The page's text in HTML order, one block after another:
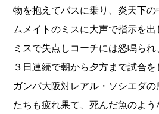
物を抱えてバスに乗り、炎天下
ムメイトのミスに大声で指示を
ミスで失点しコーチには怒鳴られ
３日連続で朝から夕方まで試合
ガンバ大阪対レアル・ソシエダ
たちも疲れ果て、死んだ魚のよ